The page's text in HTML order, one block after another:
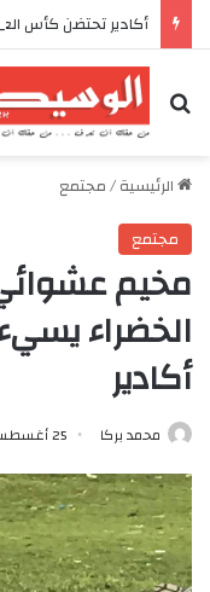
بحث عن
الرئيسية/مجتمع
مجتمع
مخيم
الخضراء
أكادير
محمد بركا 25 أغسطس 2019